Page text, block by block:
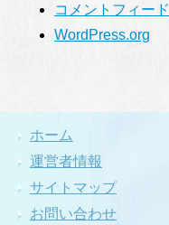
コメントフィード
WordPress.org
ホーム
運営者情報
サイトマップ
お問い合わせ